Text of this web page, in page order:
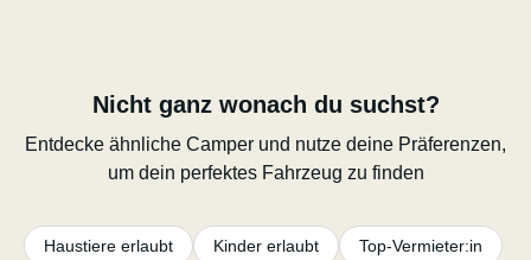
Nicht ganz wonach du suchst?
Entdecke ähnliche Camper und nutze deine Präferenzen,
um dein perfektes Fahrzeug zu finden
Haustiere erlaubt Kinder erlaubt Top-Vermieter:in